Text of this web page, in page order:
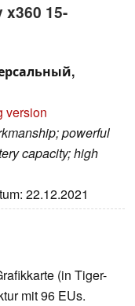
x360 15-
version
powerful
capacity; high
22.12.2021
(in Tiger-
mit 96 EUs.